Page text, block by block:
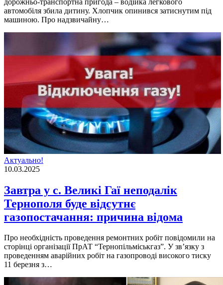
автомобіля збила дитину. Хлопчик опинився затиснутим під
машиною. Про надзвичайну…
Актуально!
10.03.2025
Завтра у с. Великі Гаї неподалік
Тернополя буде відсутнє
газопостачання: причина відома
Про необхідність проведення ремонтних робіт повідомили на
сторінці організації ПрАТ “Тернопільміськгаз”. У зв’язку з
проведенням аварійних робіт на газопроводі високого тиску
11 березня з…